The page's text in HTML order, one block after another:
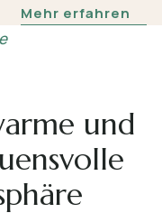
Mehr erfahren
und